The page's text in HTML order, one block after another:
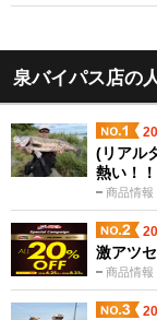
泉バイパス店の
商品情報
(リアル
熱い！！
商品情報
激アツ